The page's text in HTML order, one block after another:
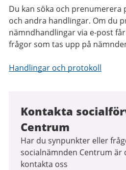
Du kan söka och
och andra handlingar. Om du
nämndhandlingar via e-post
frågor som tas upp på
Handlingar och protokoll
Kontakta
Centrum
Har du synpunkter eller
socialnämnden Centrum är
kontakta oss